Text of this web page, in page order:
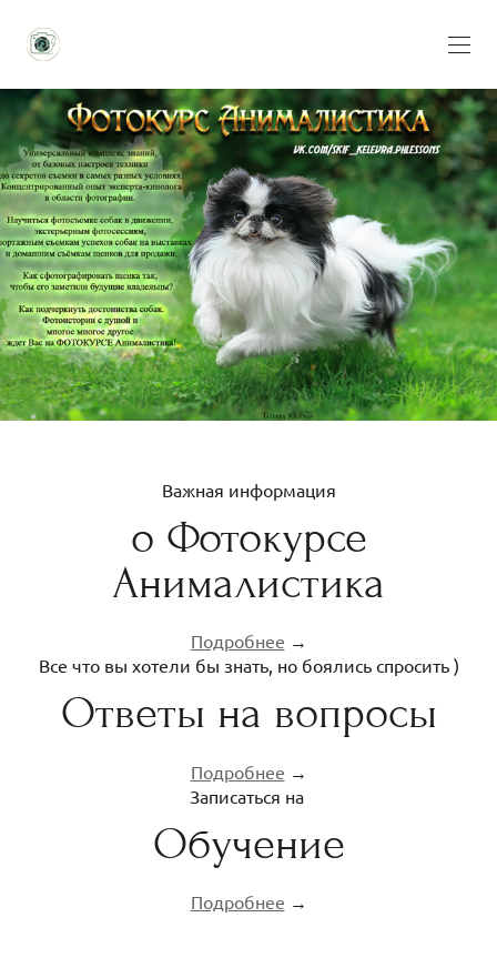
Важная информация
о Фотокурсе
Анималистика
Подробнее →
Все что вы хотели бы знать, но боялись спросить )
Ответы на вопросы
Подробнее →
Записаться на
Обучение
Подробнее →